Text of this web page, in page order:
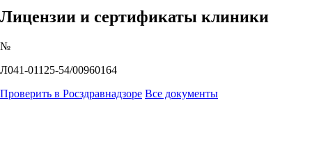
Лицензии и сертификаты клиники
№
Л041-01125-54/00960164
Проверить в Росздравнадзоре Все документы